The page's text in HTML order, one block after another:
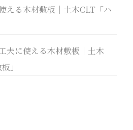
える木材敷板｜土木CLT「ハ
夫に使える木材敷板｜土木
」